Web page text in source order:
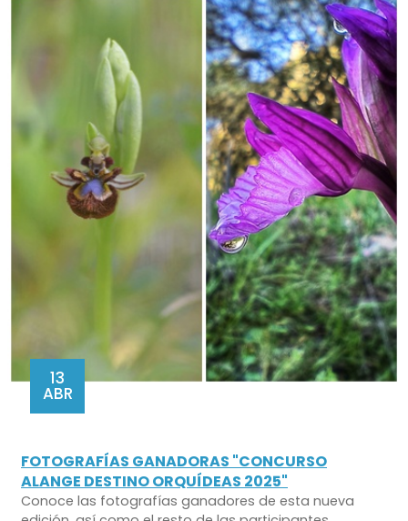
13
ABR
FOTOGRAFÍAS GANADORAS "CONCURSO
ALANGE DESTINO ORQUÍDEAS 2025"
Conoce las fotografías ganadores de esta nueva